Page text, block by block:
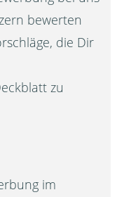
bewerten
die Dir
zu
im